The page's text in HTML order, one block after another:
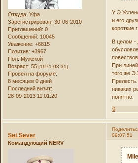
Откуда: Уфа
Зарегистрирован: 30-06-2010
Приглашений: 0
Сообщений: 10045
Уважение: +6815
Позитив: +3967
Пол: Мужской
Возраст: 55[1971-03-31]
Провел на форуме:
8 месяцев 0 дней
Последний визит:
28-09-2013 11:01:20
У
и его
короткие
В целом -
При
того же
никаких
понятно.
0
09:07:51
Set Sever
Командующий NERV